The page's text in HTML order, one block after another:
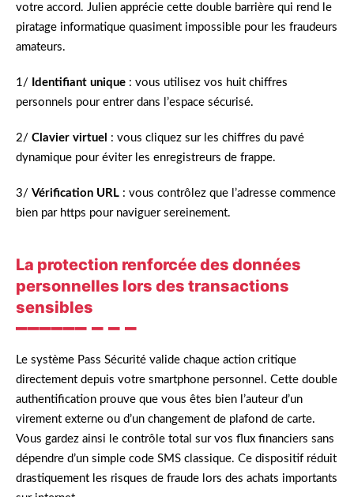
votre accord. Julien apprécie cette double barrière qui rend le
piratage informatique quasiment impossible pour les fraudeurs
amateurs.
1/ Identifiant unique : vous utilisez vos huit chiffres
personnels pour entrer dans l’espace sécurisé.
2/ Clavier virtuel : vous cliquez sur les chiffres du pavé
dynamique pour éviter les enregistreurs de frappe.
3/ Vérification URL : vous contrôlez que l’adresse commence
bien par https pour naviguer sereinement.
La protection renforcée des données
personnelles lors des transactions
sensibles
Le système Pass Sécurité valide chaque action critique
directement depuis votre smartphone personnel. Cette double
authentification prouve que vous êtes bien l’auteur d’un
virement externe ou d’un changement de plafond de carte.
Vous gardez ainsi le contrôle total sur vos flux financiers sans
dépendre d’un simple code SMS classique. Ce dispositif réduit
drastiquement les risques de fraude lors des achats importants